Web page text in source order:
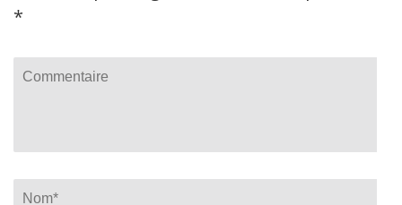
*
Commentaire
Name